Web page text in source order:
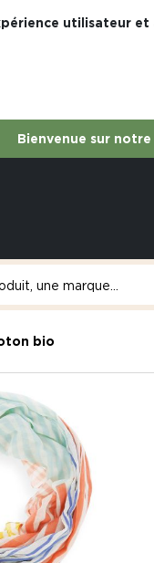
utilisateur et
Bienvenue sur
bio